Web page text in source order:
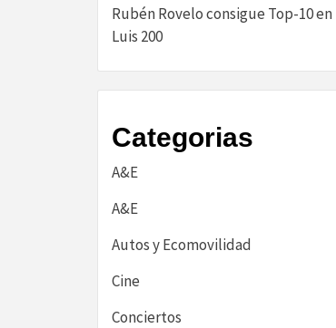
Rubén Rovelo consigue Top-10 en
Luis 200
Categorias
A&E
A&E
Autos y Ecomovilidad
Cine
Conciertos